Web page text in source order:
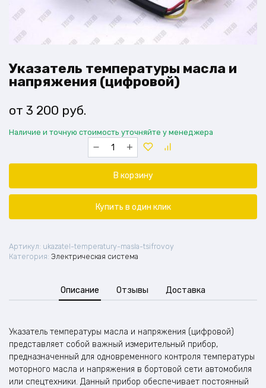
Указатель температуры масла и
напряжения (цифровой)
3 200 руб.
Наличие и точную стоимость уточняйте у менеджера
Количество
товара
Указатель
температуры
и
напряжения
В корзину
Купить в один клик
Артикул: ukazatel-temperatury-masla-tsifrovoy
Категория: Электрическая система
Описание Отзывы Доставка
Указатель температуры масла и напряжения (цифровой)
представляет собой важный измерительный прибор,
предназначенный для одновременного контроля температуры
моторного масла и напряжения в бортовой сети автомобиля
или спецтехники. Данный прибор обеспечивает постоянный